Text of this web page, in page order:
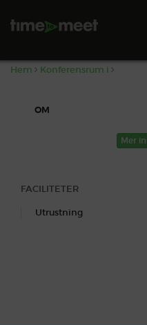
Hem Konferensrum i
OM
Mer
FACILITETER
Utrustning